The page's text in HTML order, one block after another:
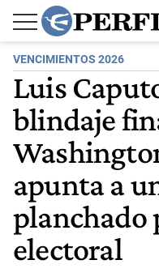
VENCIMIENTOS 2026
Luis
blindaje
apunta a
planchado
electoral